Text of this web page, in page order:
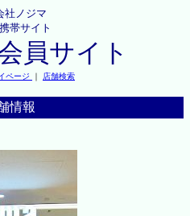
社ノジマ
帯サイト
員サイト
ページ ｜ 店舗検索
情報